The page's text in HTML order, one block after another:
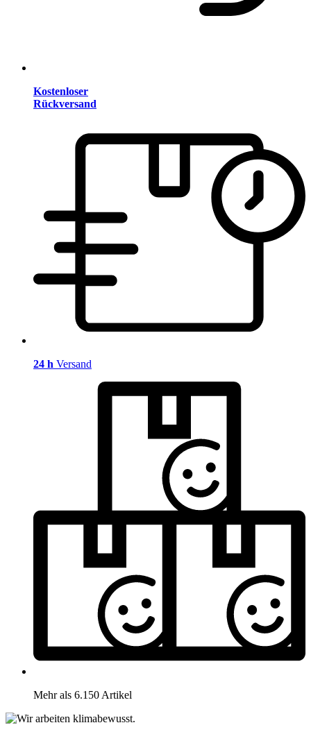
Kostenloser
Rückversand
24 h Versand
Mehr als 6.150 Artikel